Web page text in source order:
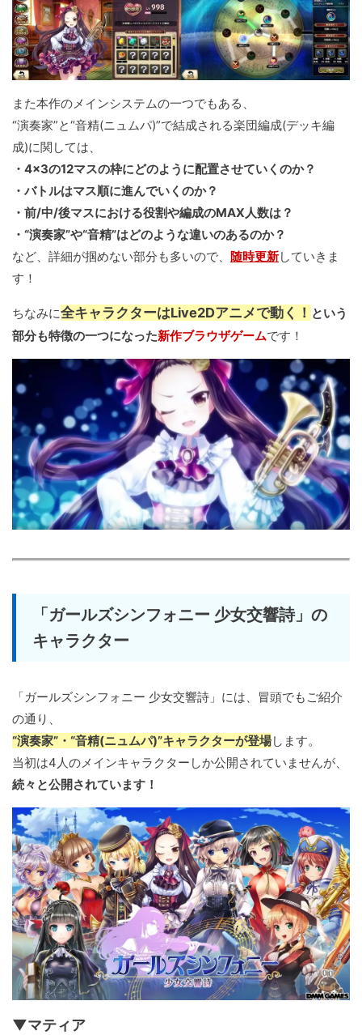
また本作のメインシステムの一つでもある、
“演奏家”と“音精(ニュムパ)”で結成される楽団編成(デッキ編
成)に関しては、
・4×3の12マスの枠にどのように配置させていくのか？
・バトルはマス順に進んでいくのか？
・前/中/後マスにおける役割や編成のMAX人数は？
・“演奏家”や“音精”はどのような違いのあるのか？
など、詳細が掴めない部分も多いので、 随時更新していきま
す！
ちなみに全キャラクターはLive2Dアニメで動く！ という
部分も特徴の一つになった新作ブラウザゲームです！
「ガールズシンフォニー 少女交響詩」の
キャラクター
「ガールズシンフォニー 少女交響詩」には、冒頭でもご紹介
の通り、
“演奏家”・“音精(ニュムパ)”キャラクターが登場します。
当初は4人のメインキャラクターしか公開されていませんが、
続々と公開されています！
▼マティア